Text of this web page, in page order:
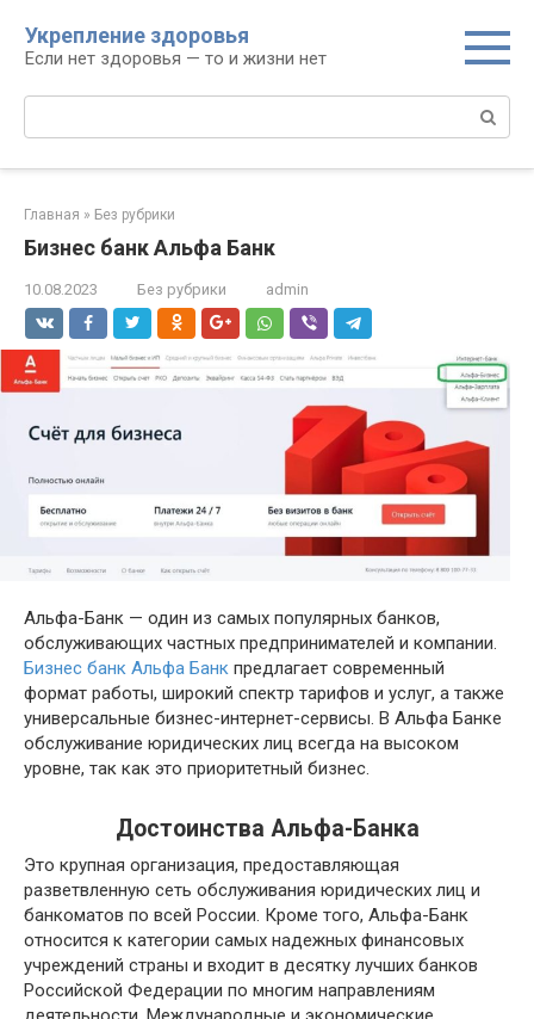
контенту
Укрепление здоровья
Если нет здоровья — то и жизни нет
Поиск:
Главная » Без рубрики
Бизнес банк Альфа Банк
10.08.2023 Без рубрики admin
Альфа-Банк — один из самых популярных банков,
обслуживающих частных предпринимателей и компании.
Бизнес банк Альфа Банк предлагает современный
формат работы, широкий спектр тарифов и услуг, а также
универсальные бизнес-интернет-сервисы. В Альфа Банке
обслуживание юридических лиц всегда на высоком
уровне, так как это приоритетный бизнес.
Достоинства Альфа-Банка
Это крупная организация, предоставляющая
разветвленную сеть обслуживания юридических лиц и
банкоматов по всей России. Кроме того, Альфа-Банк
относится к категории самых надежных финансовых
учреждений страны и входит в десятку лучших банков
Российской Федерации по многим направлениям